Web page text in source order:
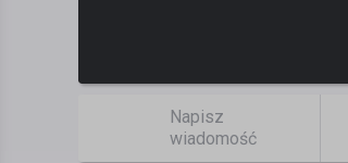
Napisz
wiadomość